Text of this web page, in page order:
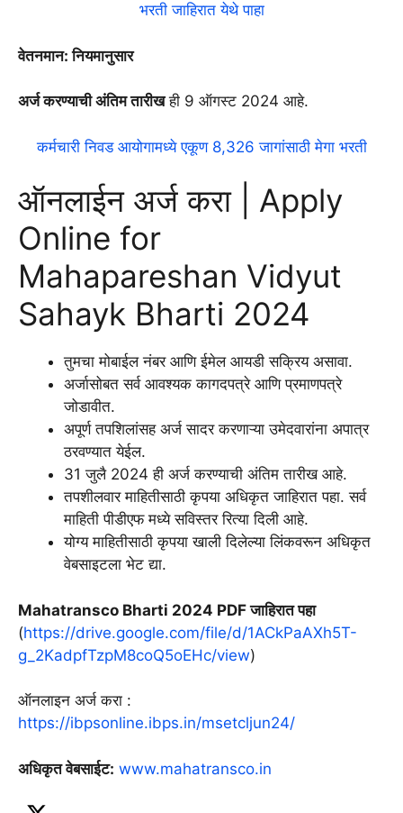
भरती जाहिरात येथे पाहा
वेतनमान: नियमानुसार
अर्ज करण्याची अंतिम तारीखही 9 ऑगस्ट 2024 आहे.
कर्मचारी निवड आयोगामध्ये एकूण 8,326 जागांसाठी मेगा भरती
ऑनलाईन अर्ज करा | Apply
Online for
Mahapareshan Vidyut
Sahayk Bharti 2024
तुमचा मोबाईल नंबर आणि ईमेल आयडी सक्रिय असावा.
अर्जासोबत सर्व आवश्यक कागदपत्रे आणि प्रमाणपत्रे
जोडावीत.
अपूर्ण तपशिलांसह अर्ज सादर करणाऱ्या उमेदवारांना अपात्र
ठरवण्यात येईल.
31 जुलै 2024 ही अर्ज करण्याची अंतिम तारीख आहे.
तपशीलवार माहितीसाठी कृपया अधिकृत जाहिरात पहा. सर्व
माहिती पीडीएफ मध्ये सविस्तर रित्या दिली आहे.
योग्य माहितीसाठी कृपया खाली दिलेल्या लिंकवरून अधिकृत
वेबसाइटला भेट द्या.
Mahatransco Bharti 2024 PDF जाहिरात पहा
(https://drive.google.com/file/d/1ACkPaAXh5T-
g_2KadpfTzpM8coQ5oEHc/view)
ऑनलाइन अर्ज करा :
https://ibpsonline.ibps.in/msetcljun24/
अधिकृत वेबसाईट: www.mahatransco.in